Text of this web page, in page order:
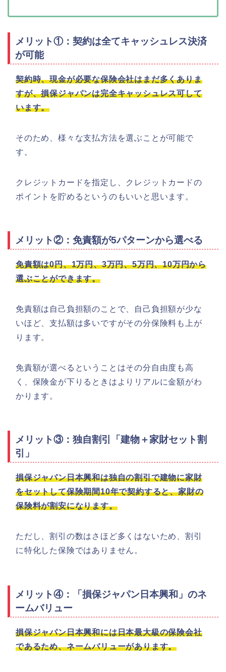
メリット①：契約は全てキャッシュレス決済
が可能
契約時、現金が必要な保険会社はまだ多くありま
すが、損保ジャパンは完全キャッシュレス可して
います。
そのため、様々な支払方法を選ぶことが可能で
す。
クレジットカードを指定し、クレジットカードの
ポイントを貯めるというのもいいと思います。
メリット②：免責額が5パターンから選べる
免責額は0円、1万円、3万円、5万円、10万円から
選ぶことができます。
免責額は自己負担額のことで、自己負担額が少な
いほど、支払額は多いですがその分保険料も上が
ります。
免責額が選べるということはその分自由度も高
く、保険金が下りるときはよりリアルに金額がわ
かります。
メリット③：独自割引「建物＋家財セット割
引」
損保ジャパン日本興和は独自の割引で建物に家財
をセットして保険期間10年で契約すると、家財の
保険料が割安になります。
ただし、割引の数はさほど多くはないため、割引
に特化した保険ではありません。
メリット④：「損保ジャパン日本興和」のネ
ームバリュー
損保ジャパン日本興和には日本最大級の保険会社
であるため、ネームバリューがあります。